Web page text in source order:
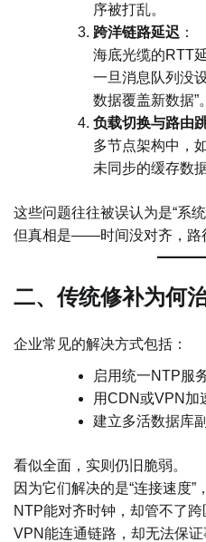
序被打乱。
跨洋链路延迟 ：
海底光缆的RTT
一旦消息队列没
数据覆盖新数据”。
负载切换与路由
多节点架构中，
未同步的缓存数
这些问题往往被误认为是“系统
但真相是——时间没对齐，路
二、传统修补为何
企业常见的解决方式包括：
启用统一NTP服
用CDN或VPN加
建立多活数据库副
看似全面，实则仍旧脆弱。
因为它们解决的是“连接速度”
NTP能对齐时钟，却管不了跨
VPN能连通链路，却无法保证